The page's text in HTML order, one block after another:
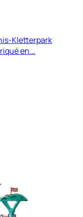
Kletterpark
en...